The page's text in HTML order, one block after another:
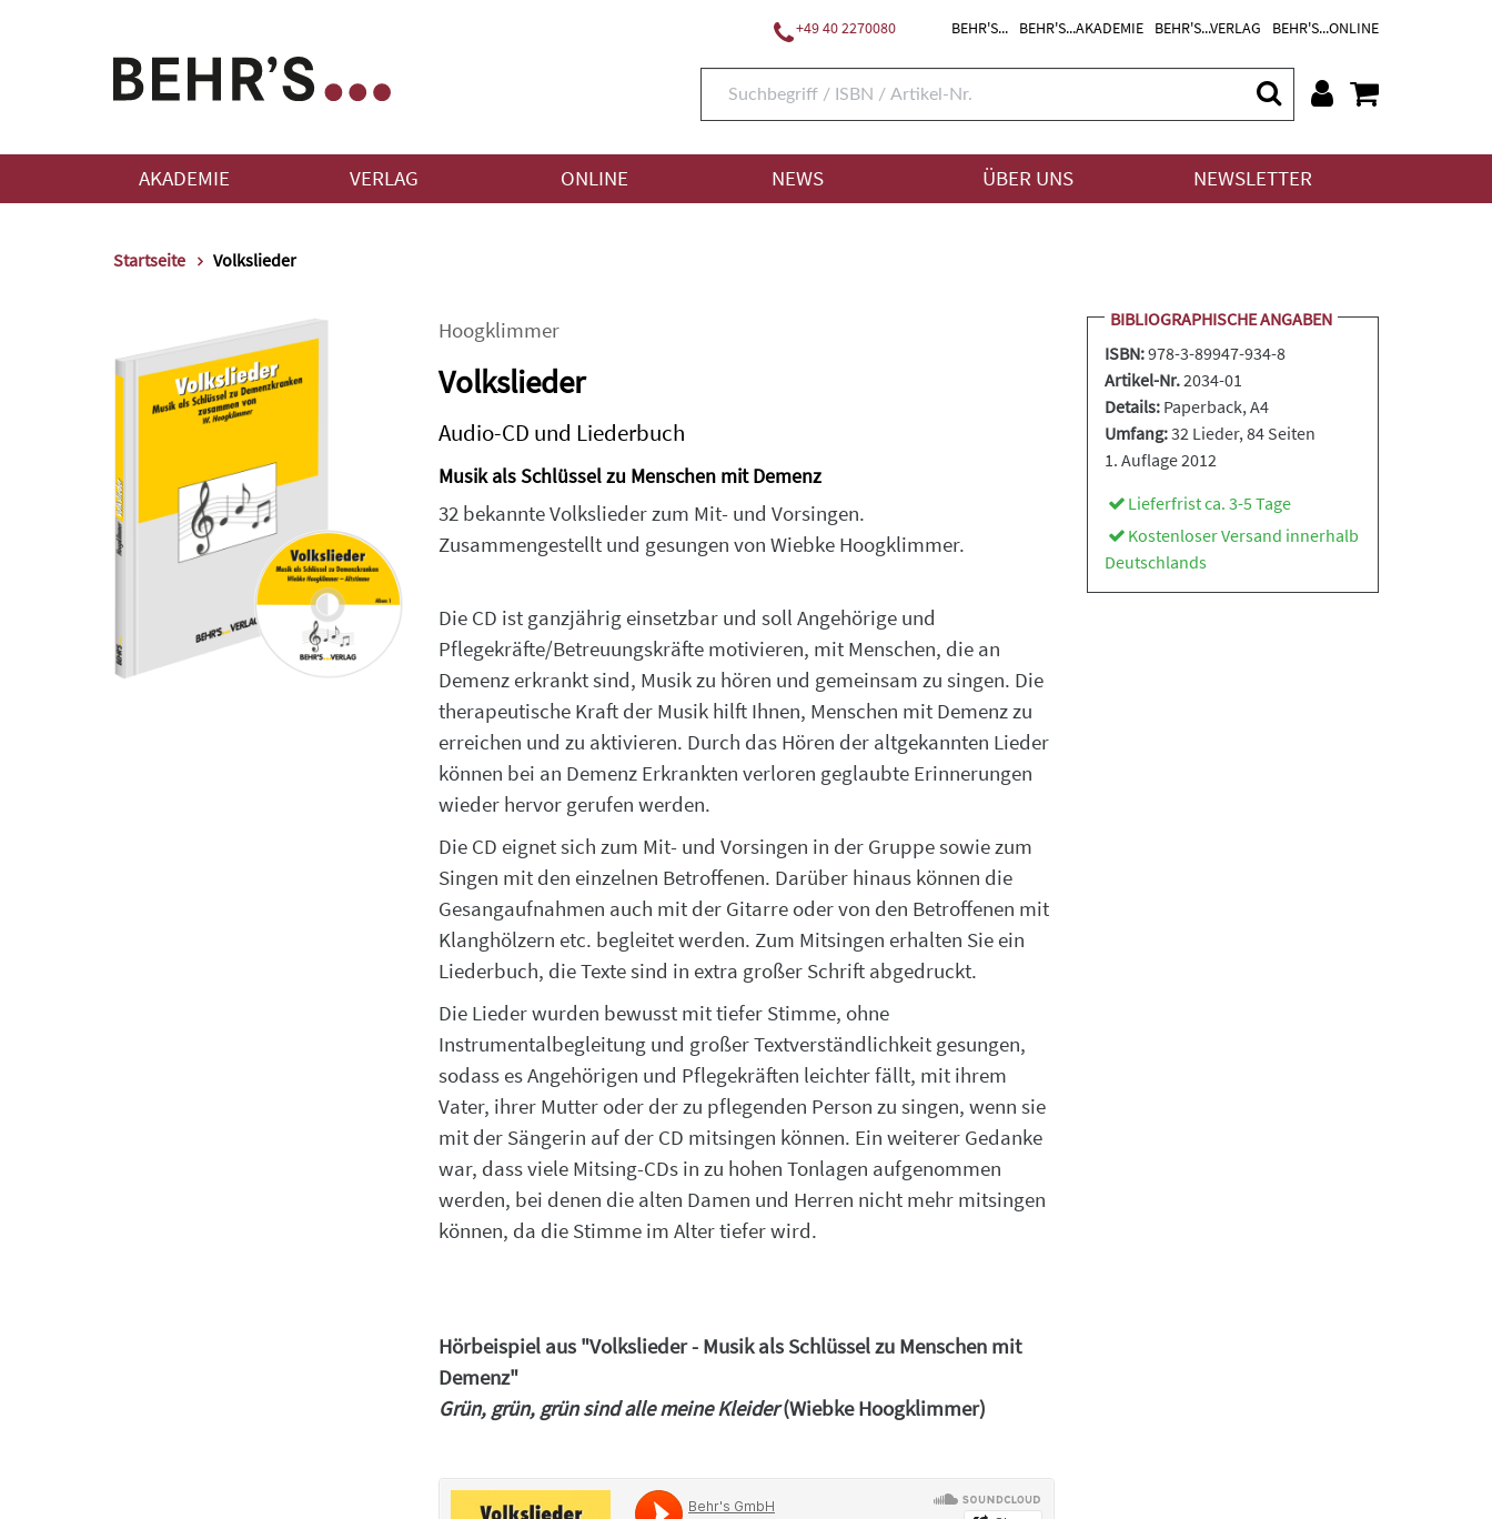
+49 40 2270080 BEHR'S... BEHR'S...AKADEMIE BEHR'S...VERLAG BEHR'S...ONLINE
AKADEMIE VERLAG ONLINE NEWS ÜBER UNS NEWSLETTER
Startseite Volkslieder
Hoogklimmer
Volkslieder
Audio-CD und Liederbuch
Musik als Schlüssel zu Menschen mit Demenz
32 bekannte Volkslieder zum Mit- und Vorsingen.
Zusammengestellt und gesungen von Wiebke Hoogklimmer.
Die CD ist ganzjährig einsetzbar und soll Angehörige und
Pflegekräfte/Betreuungskräfte motivieren, mit Menschen, die an
Demenz erkrankt sind, Musik zu hören und gemeinsam zu singen. Die
therapeutische Kraft der Musik hilft Ihnen, Menschen mit Demenz zu
erreichen und zu aktivieren. Durch das Hören der altgekannten Lieder
können bei an Demenz Erkrankten verloren geglaubte Erinnerungen
wieder hervor gerufen werden.
Die CD eignet sich zum Mit- und Vorsingen in der Gruppe sowie zum
Singen mit den einzelnen Betroffenen. Darüber hinaus können die
Gesangaufnahmen auch mit der Gitarre oder von den Betroffenen mit
Klanghölzern etc. begleitet werden. Zum Mitsingen erhalten Sie ein
Liederbuch, die Texte sind in extra großer Schrift abgedruckt.
Die Lieder wurden bewusst mit tiefer Stimme, ohne
Instrumentalbegleitung und großer Textverständlichkeit gesungen,
sodass es Angehörigen und Pflegekräften leichter fällt, mit ihrem
Vater, ihrer Mutter oder der zu pflegenden Person zu singen, wenn sie
mit der Sängerin auf der CD mitsingen können. Ein weiterer Gedanke
war, dass viele Mitsing-CDs in zu hohen Tonlagen aufgenommen
werden, bei denen die alten Damen und Herren nicht mehr mitsingen
können, da die Stimme im Alter tiefer wird.
Hörbeispiel aus "Volkslieder - Musik als Schlüssel zu Menschen mit
Demenz"
Grün, grün, grün sind alle meine Kleider(Wiebke Hoogklimmer)
BIBLIOGRAPHISCHE ANGABEN
ISBN:978-3-89947-934-8
Artikel-Nr.2034-01
Details: Paperback, A4
Umfang:32 Lieder, 84 Seiten
1. Auflage 2012
Lieferfrist ca. 3-5 Tage
Kostenloser Versand innerhalb
Deutschlands